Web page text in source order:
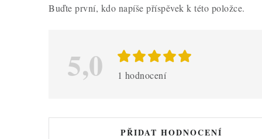
Buďte první, kdo napíše příspěvek k této položce.
5,0 1 hodnocení
PŘIDAT HODNOCENÍ
d